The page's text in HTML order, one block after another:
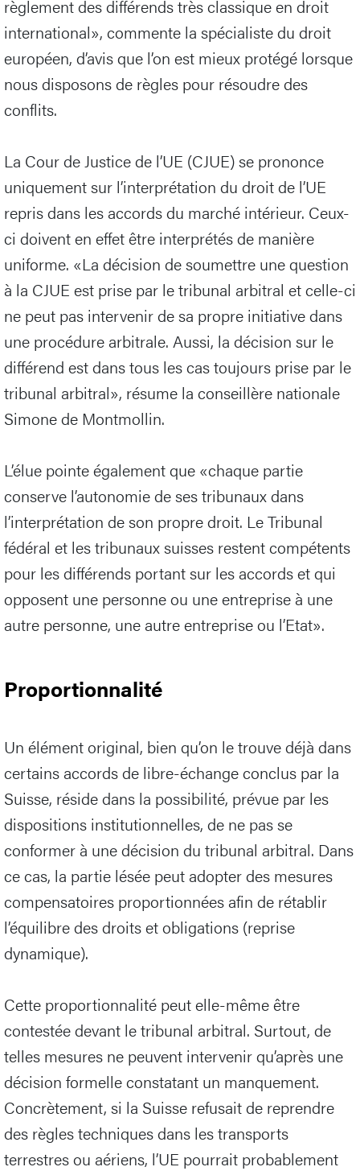
règlement des différends très classique en droit
international», commente la spécialiste du droit
européen, d’avis que l’on est mieux protégé lorsque
nous disposons de règles pour résoudre des
conflits.
La Cour de Justice de l’UE (CJUE) se prononce
uniquement sur l’interprétation du droit de l’UE
repris dans les accords du marché intérieur. Ceux-
ci doivent en effet être interprétés de manière
uniforme. «La décision de soumettre une question
à la CJUE est prise par le tribunal arbitral et celle-ci
ne peut pas intervenir de sa propre initiative dans
une procédure arbitrale. Aussi, la décision sur le
différend est dans tous les cas toujours prise par le
tribunal arbitral», résume la conseillère nationale
Simone de Montmollin.
L’élue pointe également que «chaque partie
conserve l’autonomie de ses tribunaux dans
l’interprétation de son propre droit. Le Tribunal
fédéral et les tribunaux suisses restent compétents
pour les différends portant sur les accords et qui
opposent une personne ou une entreprise à une
autre personne, une autre entreprise ou l’Etat».
Proportionnalité
Un élément original, bien qu’on le trouve déjà dans
certains accords de libre-échange conclus par la
Suisse, réside dans la possibilité, prévue par les
dispositions institutionnelles, de ne pas se
conformer à une décision du tribunal arbitral. Dans
ce cas, la partie lésée peut adopter des mesures
compensatoires proportionnées afin de rétablir
l’équilibre des droits et obligations (reprise
dynamique).
Cette proportionnalité peut elle-même être
contestée devant le tribunal arbitral. Surtout, de
telles mesures ne peuvent intervenir qu’après une
décision formelle constatant un manquement.
Concrètement, si la Suisse refusait de reprendre
des règles techniques dans les transports
terrestres ou aériens, l’UE pourrait probablement